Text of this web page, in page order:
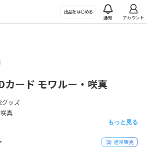
メディバンネップリ
出品をはじめる
通知 アカウント
カード モワルー・咲真
グッズ
真
もっと見る
通常販売